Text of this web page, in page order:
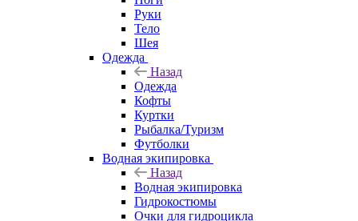
Руки
Тело
Шея
Одежда
Назад
Одежда
Кофты
Куртки
Рыбалка/Туризм
Футболки
Водная экипировка
Назад
Водная экипировка
Гидрокостюмы
Очки для гидроцикла